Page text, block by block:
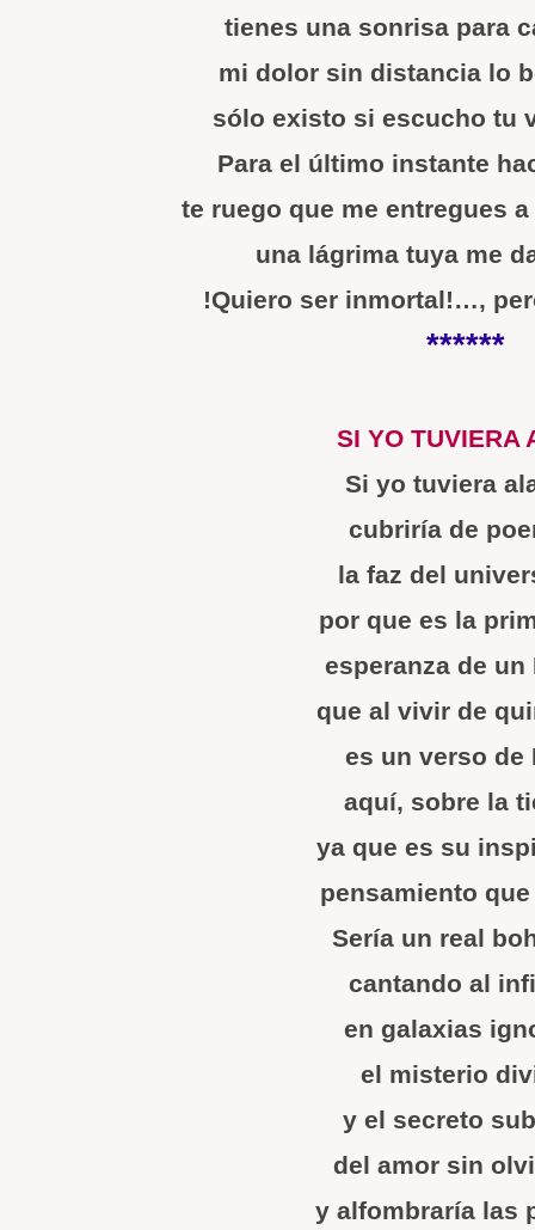
tienes una sonrisa para
mi dolor sin distancia lo
sólo existo si escucho tu
Para el último instante
te ruego que me entregues
una lágrima tuya me
!Quiero ser inmortal!…,
******
SI YO TUVIERA
Si yo tuviera
cubriría de
la faz del
por que es la
esperanza de un
que al vivir de
es un verso de
aquí, sobre la
ya que es su
pensamiento
Sería un real
cantando al
en galaxias
el misterio
y el secreto
del amor sin
y alfombraría las